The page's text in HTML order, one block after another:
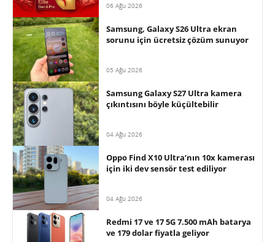
06 Ağu 2026
Samsung, Galaxy S26 Ultra ekran
sorunu için ücretsiz çözüm sunuyor
05 Ağu 2026
Samsung Galaxy S27 Ultra kamera
çıkıntısını böyle küçültebilir
04 Ağu 2026
Oppo Find X10 Ultra’nın 10x kamerası
için iki dev sensör test ediliyor
04 Ağu 2026
Redmi 17 ve 17 5G 7.500 mAh batarya
ve 179 dolar fiyatla geliyor